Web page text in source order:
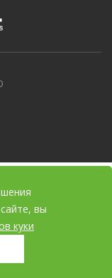
вы
куки